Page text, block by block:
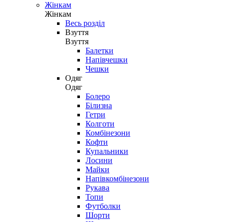
Жінкам
Жінкам
Весь розділ
Взуття
Взуття
Балетки
Напівчешки
Чешки
Одяг
Одяг
Болеро
Білизна
Гетри
Колготи
Комбінезони
Кофти
Купальники
Лосини
Майки
Напівкомбінезони
Рукава
Топи
Футболки
Шорти